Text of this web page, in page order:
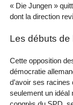
« Die Jungen »
dont la direction
Les débuts de
Cette opposition
démocratie
d’avoir ses
seulement un idéal